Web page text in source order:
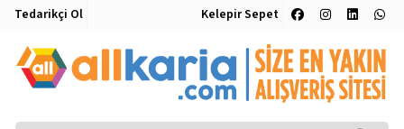
Tedarikçi Ol Kelepir Sepet